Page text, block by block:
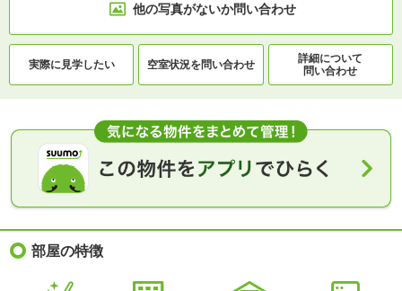
他の写真がないか問い合わせ
実際に見学したい 空室状況を問い合わせ
詳細について
問い合わせ
部屋の特徴